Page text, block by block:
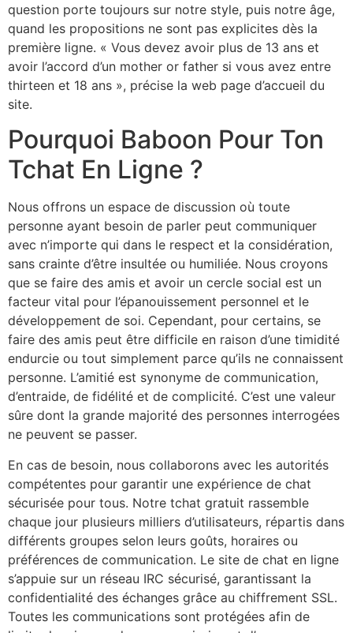
question porte toujours sur notre style, puis notre âge,
quand les propositions ne sont pas explicites dès la
première ligne. « Vous devez avoir plus de 13 ans et
avoir l’accord d’un mother or father si vous avez entre
thirteen et 18 ans », précise la web page d’accueil du
site.
Pourquoi Baboon Pour Ton
Tchat En Ligne ?
Nous offrons un espace de discussion où toute
personne ayant besoin de parler peut communiquer
avec n’importe qui dans le respect et la considération,
sans crainte d’être insultée ou humiliée. Nous croyons
que se faire des amis et avoir un cercle social est un
facteur vital pour l’épanouissement personnel et le
développement de soi. Cependant, pour certains, se
faire des amis peut être difficile en raison d’une timidité
endurcie ou tout simplement parce qu’ils ne connaissent
personne. L’amitié est synonyme de communication,
d’entraide, de fidélité et de complicité. C’est une valeur
sûre dont la grande majorité des personnes interrogées
ne peuvent se passer.
En cas de besoin, nous collaborons avec les autorités
compétentes pour garantir une expérience de chat
sécurisée pour tous. Notre tchat gratuit rassemble
chaque jour plusieurs milliers d’utilisateurs, répartis dans
différents groupes selon leurs goûts, horaires ou
préférences de communication. Le site de chat en ligne
s’appuie sur un réseau IRC sécurisé, garantissant la
confidentialité des échanges grâce au chiffrement SSL.
Toutes les communications sont protégées afin de